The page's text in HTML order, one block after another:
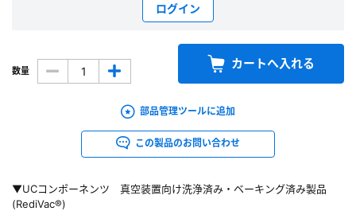
▼UCコンポーネンツ 真空装置向け洗浄済み・ベーキング済み製品
(RediVac®)
ログイン
数量 カートへ入れる
部品管理ツールに追加
この製品のお問い合わせ
会員の方はこちら
※パスワードをお忘れの方は、
※メールアドレスを忘れた方は、 お問い合わせページ よりお問い合わせくださ